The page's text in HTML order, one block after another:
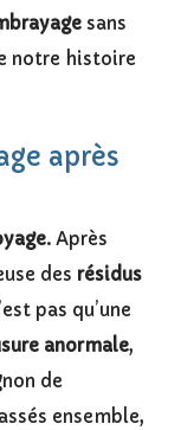
sans
notre histoire
après
. Après
des résidus
pas qu’une
anormale,
de
ensemble,